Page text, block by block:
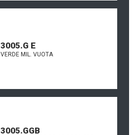
3005.G E
VERDE MIL. VUOTA
3005.GGB